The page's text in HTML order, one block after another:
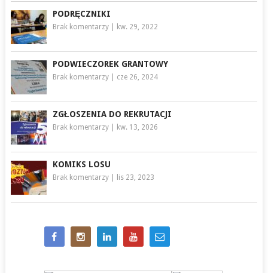
PODRĘCZNIKI
Brak komentarzy| kw. 29, 2022
PODWIECZOREK GRANTOWY
Brak komentarzy| cze 26, 2024
ZGŁOSZENIA DO REKRUTACJI
Brak komentarzy| kw. 13, 2026
KOMIKS LOSU
Brak komentarzy| lis 23, 2023